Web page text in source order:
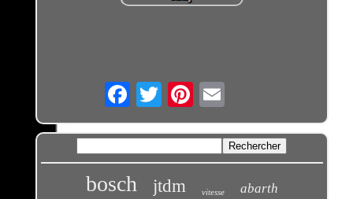
Email
bosch jtdm vitesse abarth